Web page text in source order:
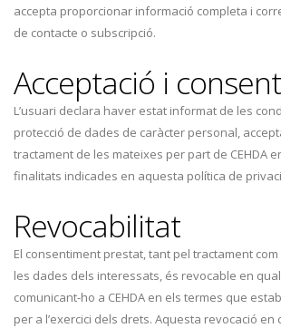
accepta proporcionar informació completa i
de contacte o subscripció.
Acceptació i
L’usuari declara haver estat informat de les
protecció de dades de caràcter personal,
tractament de les mateixes per part de CEHDA
finalitats indicades en aquesta política de
Revocabilitat
El consentiment prestat, tant pel tractament
les dades dels interessats, és revocable en
comunicant-ho a CEHDA en els termes que
per a l’exercici dels drets. Aquesta revocació en